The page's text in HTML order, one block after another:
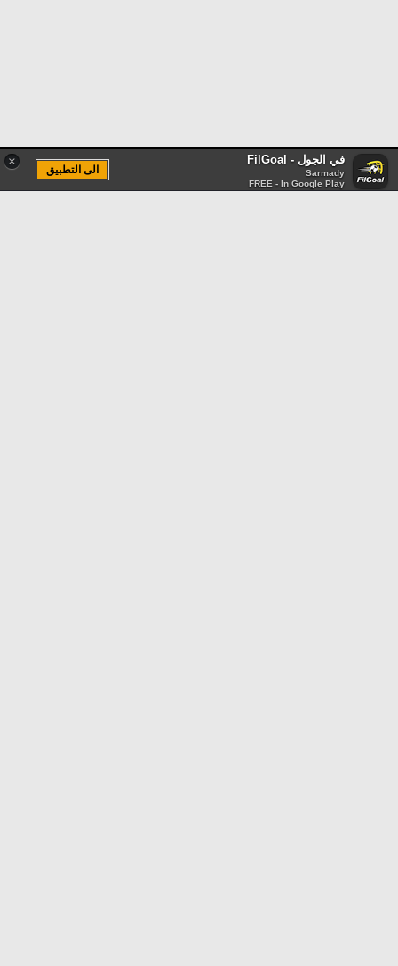
× في الجول - FilGoal
Sarmady
FREE - In Google Play
الى التطبيق